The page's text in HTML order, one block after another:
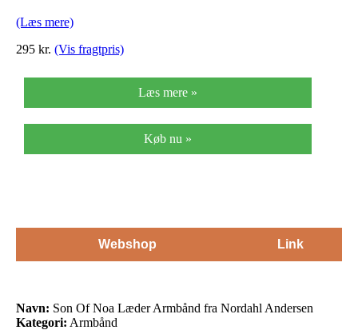
Andersen
(Læs mere)
295 kr. (Vis fragtpris)
Læs mere »
Køb nu »
Webshop Link
Navn: Son Of Noa Læder Armbånd fra Nordahl Andersen
Kategori: Armbånd